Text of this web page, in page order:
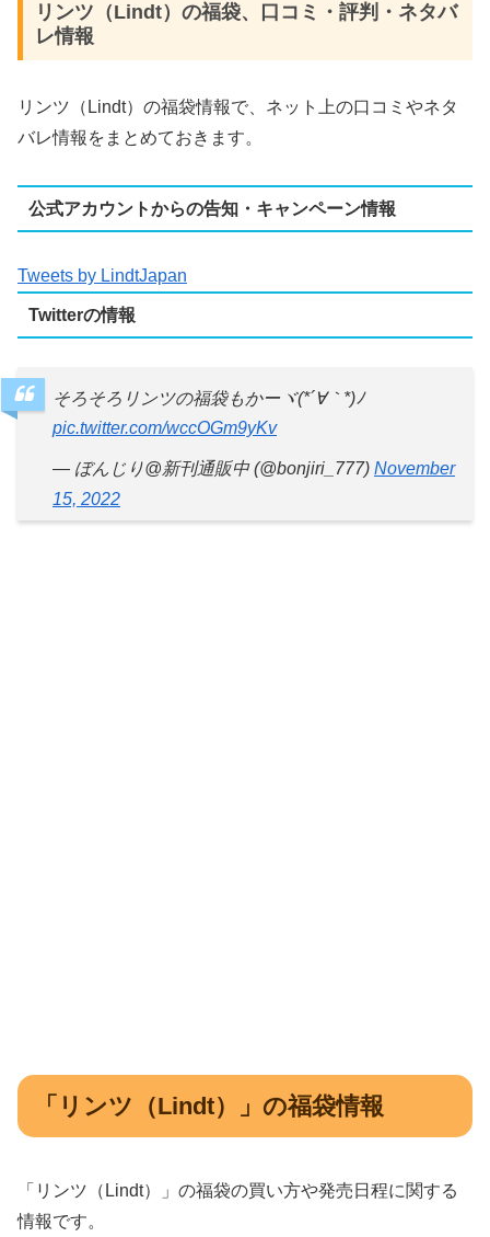
リンツ（Lindt）の福袋、口コミ・評判・ネタバ
レ情報
リンツ（Lindt）の福袋情報で、ネット上の口コミやネタ
バレ情報をまとめておきます。
公式アカウントからの告知・キャンペーン情報
Tweets by LindtJapan
Twitterの情報
そろそろリンツの福袋もかーヾ(*´∀｀*)ﾉ
pic.twitter.com/wccOGm9yKv
— ぼんじり@新刊通販中 (@bonjiri_777) November
15, 2022
「リンツ（Lindt）」の福袋情報
「リンツ（Lindt）」の福袋の買い方や発売日程に関する
情報です。